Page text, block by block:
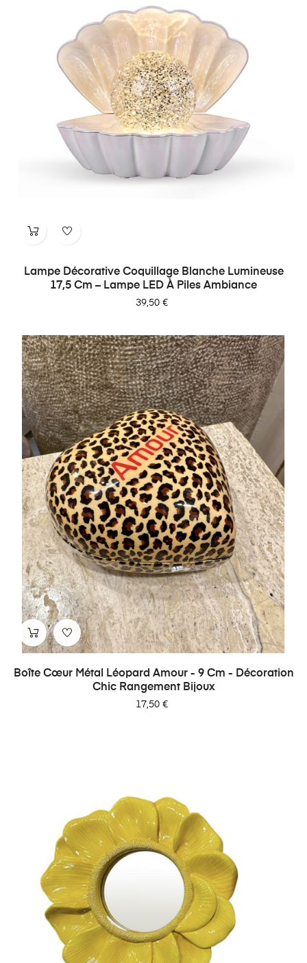
Lampe Décorative Coquillage Blanche Lumineuse
17,5 Cm – Lampe LED À Piles Ambiance
Prix
39,50 €
Boîte Cœur Métal Léopard Amour - 9 Cm - Décoration
Chic Rangement Bijoux
Prix
17,50 €